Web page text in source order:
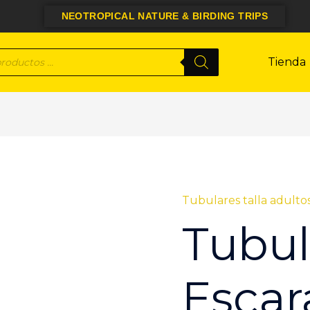
NEOTROPICAL NATURE & BIRDING TRIPS
Tienda
Tubulares talla
Tubular
Negro-
cantidad